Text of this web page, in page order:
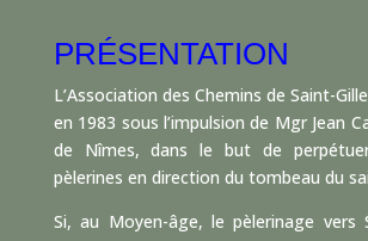
PRÉSENTATION
L’Association des Chemins de Saint-
en 1983 sous l’impulsion de Mgr Jean
de Nîmes, dans le but de
pèlerines en direction du tombeau du
Si, au Moyen-âge, le pèlerinage vers